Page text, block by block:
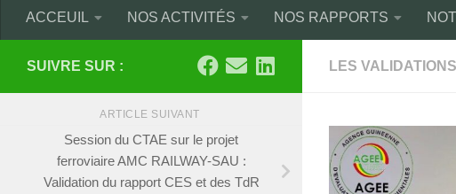
ACCEUIL NOS ACTIVITÉS NOS RAPPORTS
LES VALIDATIONS
SUIVRE SUR :
ARTICLE SUIVANT
Session du CTAE sur le projet
ferroviaire AMC RAILWAY-SAU :
Validation du rapport CES et des TdR